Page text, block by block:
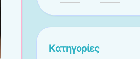
Kατηγορίες